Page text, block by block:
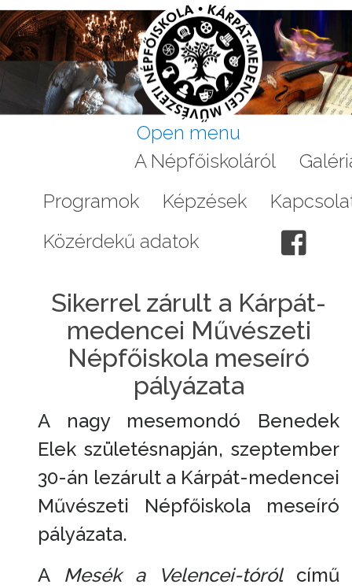
Open menu
A Népfőiskoláról
Programok
Képzések
Közérdekű adatok
Sikerrel zárult a Kárpát-
medencei Művészeti
Népfőiskola meseíró
pályázata
A nagy mesemondó Benedek
Elek születésnapján, szeptember
30-án lezárult a Kárpát-medencei
Művészeti Népfőiskola meseíró
pályázata.
A Mesék a Velencei-tórólcímű